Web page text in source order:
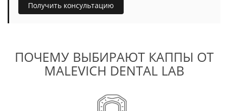
Получить консультацию
ПОЧЕМУ ВЫБИРАЮТ КАППЫ ОТ
MALEVICH DENTAL LAB